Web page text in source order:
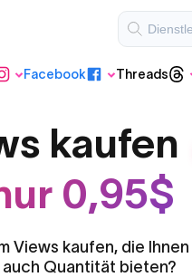
Facebook Threads
kaufen
0,95$
Views kaufen, die Ihnen
Quantität bieten?